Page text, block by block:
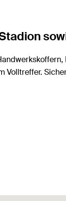
Volltreffer.